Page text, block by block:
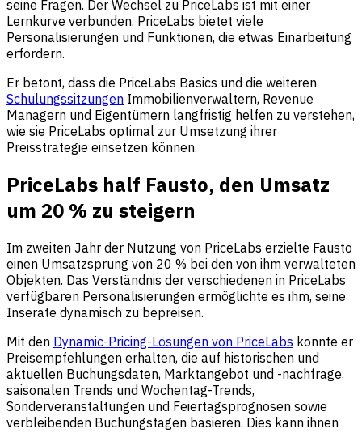
seine Fragen. Der Wechsel zu PriceLabs ist mit einer
Lernkurve verbunden. PriceLabs bietet viele
Personalisierungen und Funktionen, die etwas Einarbeitung
erfordern.
Er betont, dass die PriceLabs Basics und die weiteren
Schulungssitzungen Immobilienverwaltern, Revenue
Managern und Eigentümern langfristig helfen zu verstehen,
wie sie PriceLabs optimal zur Umsetzung ihrer
Preisstrategie einsetzen können.
PriceLabs half Fausto, den Umsatz
um 20 % zu steigern
Im zweiten Jahr der Nutzung von PriceLabs erzielte Fausto
einen Umsatzsprung von 20 % bei den von ihm verwalteten
Objekten. Das Verständnis der verschiedenen in PriceLabs
verfügbaren Personalisierungen ermöglichte es ihm, seine
Inserate dynamisch zu bepreisen.
Mit den Dynamic-Pricing-Lösungen von PriceLabs konnte er
Preisempfehlungen erhalten, die auf historischen und
aktuellen Buchungsdaten, Marktangebot und -nachfrage,
saisonalen Trends und Wochentag-Trends,
Sonderveranstaltungen und Feiertagsprognosen sowie
verbleibenden Buchungstagen basieren. Dies kann ihnen